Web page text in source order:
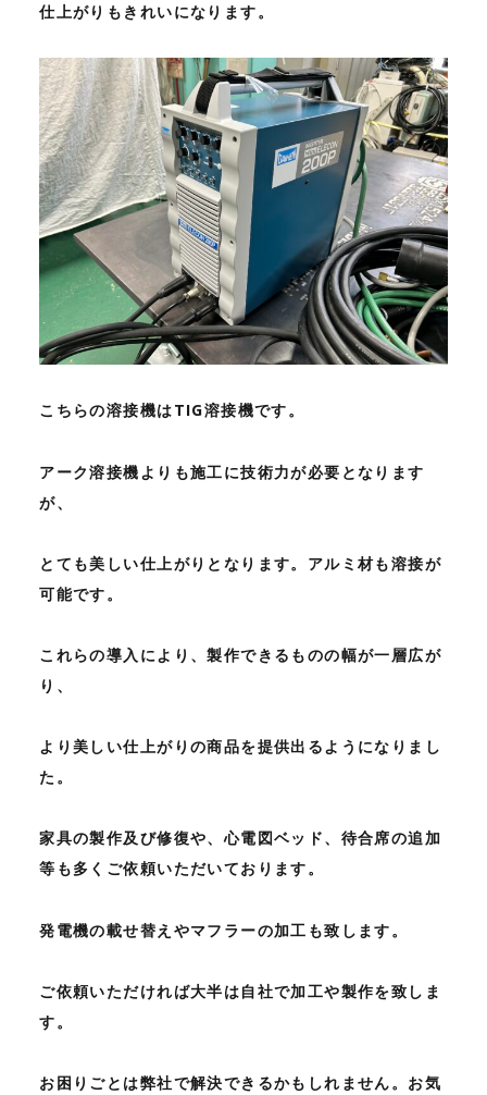
仕上がりもきれいになります。
こちらの溶接機はTIG溶接機です。
アーク溶接機よりも施工に技術力が必要となります
が、
とても美しい仕上がりとなります。アルミ材も溶接が
可能です。
これらの導入により、製作できるものの幅が一層広が
り、
より美しい仕上がりの商品を提供出るようになりまし
た。
家具の製作及び修復や、心電図ベッド、待合席の追加
等も多くご依頼いただいております。
発電機の載せ替えやマフラーの加工も致します。
ご依頼いただければ大半は自社で加工や製作を致しま
す。
お困りごとは弊社で解決できるかもしれません。お気